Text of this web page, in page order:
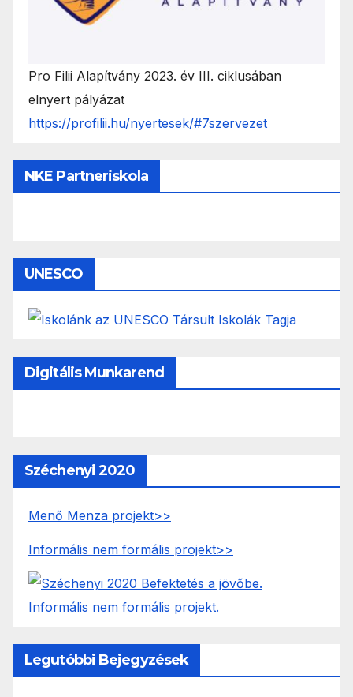
Pro Filii Alapítvány 2023. év III. ciklusában
elnyert pályázat
https://profilii.hu/nyertesek/#7szervezet
NKE Partneriskola
UNESCO
Digitális Munkarend
Széchenyi 2020
Menő Menza projekt>>
Informális nem formális projekt>>
Legutóbbi Bejegyzések